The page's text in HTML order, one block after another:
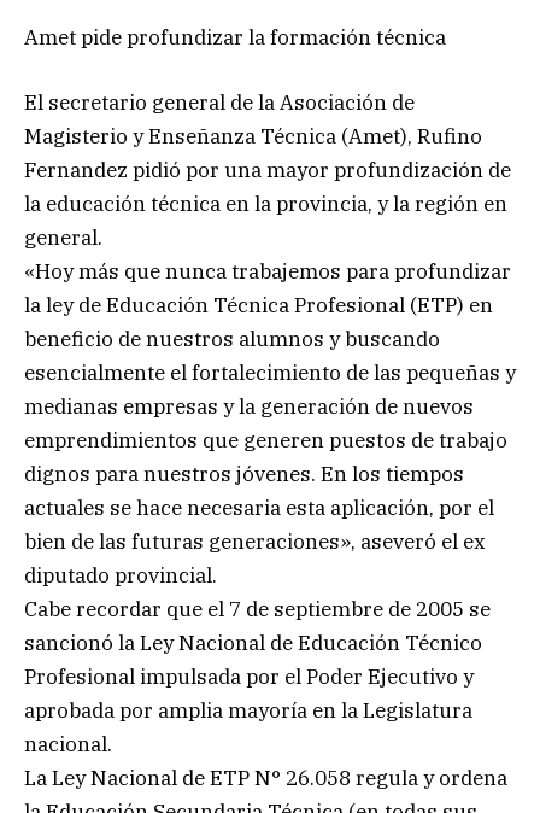
Amet pide profundizar la formación técnica
El secretario general de la Asociación de
Magisterio y Enseñanza Técnica (Amet), Rufino
Fernandez pidió por una mayor profundización de
la educación técnica en la provincia, y la región en
general.
«Hoy más que nunca trabajemos para profundizar
la ley de Educación Técnica Profesional (ETP) en
beneficio de nuestros alumnos y buscando
esencialmente el fortalecimiento de las pequeñas y
medianas empresas y la generación de nuevos
emprendimientos que generen puestos de trabajo
dignos para nuestros jóvenes. En los tiempos
actuales se hace necesaria esta aplicación, por el
bien de las futuras generaciones», aseveró el ex
diputado provincial.
Cabe recordar que el 7 de septiembre de 2005 se
sancionó la Ley Nacional de Educación Técnico
Profesional impulsada por el Poder Ejecutivo y
aprobada por amplia mayoría en la Legislatura
nacional.
La Ley Nacional de ETP N° 26.058 regula y ordena